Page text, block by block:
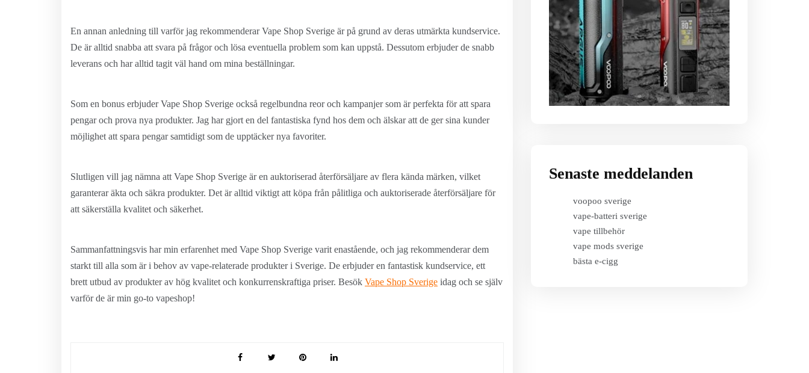
En annan anledning till varför jag rekommenderar Vape Shop Sverige är på grund av deras utmärkta kundservice.
De är alltid snabba att svara på frågor och lösa eventuella problem som kan uppstå. Dessutom erbjuder de snabb
leverans och har alltid tagit väl hand om mina beställningar.
Som en bonus erbjuder Vape Shop Sverige också regelbundna reor och kampanjer som är perfekta för att spara
pengar och prova nya produkter. Jag har gjort en del fantastiska fynd hos dem och älskar att de ger sina kunder
möjlighet att spara pengar samtidigt som de upptäcker nya favoriter.
Slutligen vill jag nämna att Vape Shop Sverige är en auktoriserad återförsäljare av flera kända märken, vilket
garanterar äkta och säkra produkter. Det är alltid viktigt att köpa från pålitliga och auktoriserade återförsäljare för
att säkerställa kvalitet och säkerhet.
Sammanfattningsvis har min erfarenhet med Vape Shop Sverige varit enastående, och jag rekommenderar dem
starkt till alla som är i behov av vape-relaterade produkter i Sverige. De erbjuder en fantastisk kundservice, ett
brett utbud av produkter av hög kvalitet och konkurrenskraftiga priser. Besök Vape Shop Sverige idag och se själv
varför de är min go-to vapeshop!
Senaste meddelanden
voopoo sverige
vape-batteri sverige
vape tillbehör
vape mods sverige
bästa e-cigg